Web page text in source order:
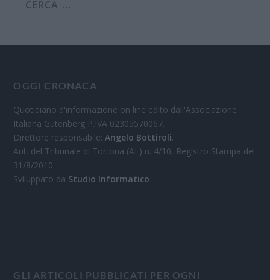
OGGI CRONACA
Quotidiano d'informazione on line edito dall'Associazione
Italiana Gutenberg P.IVA 02305570067.
Direttore responsabile:Angelo Bottiroli.
Aut. del Tribunale di Tortona (AL) n. 4/10, Registro Stampa del
31/8/2010.
Sviluppato da Studio Informatico
GLI ARTICOLI PUBBLICATI PER OGNI